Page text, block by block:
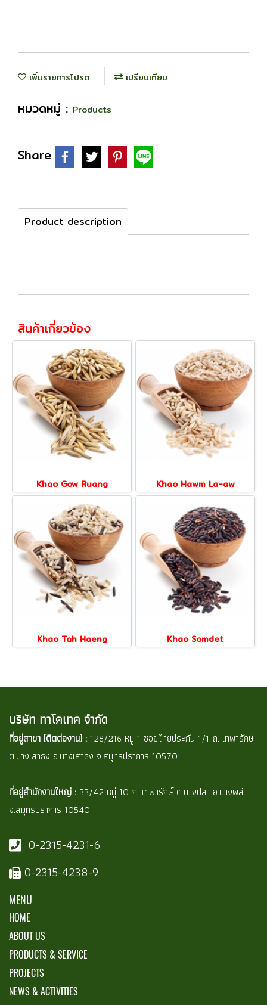
เพิ่มรายการโปรด เปรียบเทียบ
หมวดหมู่ : Products
Share
Product description
สินค้าเกี่ยวข้อง
Khao Gow Ruang Khao Hawm La-aw
Khao Tah Haeng Khao Somdet
บริษัท ทาโคเทค จำกัด
ที่อยู่สาขา [ติดต่องาน] : 128/216 หมู่ 1 ซอยไทยประกัน 1/1 ถ. เทพารักษ์
ต.บางเสาธง อ.บางเสาธง จ.สมุทรปราการ 10570
ที่อยู่สำนักงานใหญ่ : 33/42 หมู่ 10 ถ. เทพารักษ์ ต.บางปลา อ.บางพลี
จ.สมุทรปราการ 10540
0-2315-4231-6
0-2315-4238-9
MENU
HOME
ABOUT US
PRODUCTS & SERVICE
PROJECTS
NEWS & ACTIVITIES